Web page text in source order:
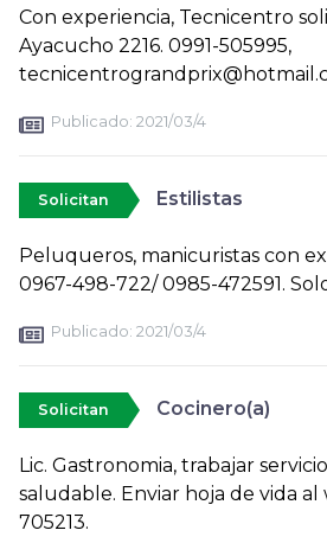
Con experiencia, Tecnicentro
Ayacucho 2216. 0991-505995,
Publicado: 2021/03/4
Solicitan Estilistas
Peluqueros, manicuristas con
0967-498-722/ 0985-472591.
Publicado: 2021/03/4
Solicitan Cocinero(a)
Lic. Gastronomia, trabajar
saludable. Enviar hoja de vida
705213.